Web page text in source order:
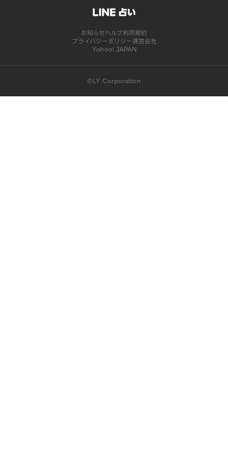
お知らせヘルプ利用規約
プライバシーポリシー運営会社
Yahoo! JAPAN
©LY Corporation
このコンテンツは掲載が終了しました | LINE占い